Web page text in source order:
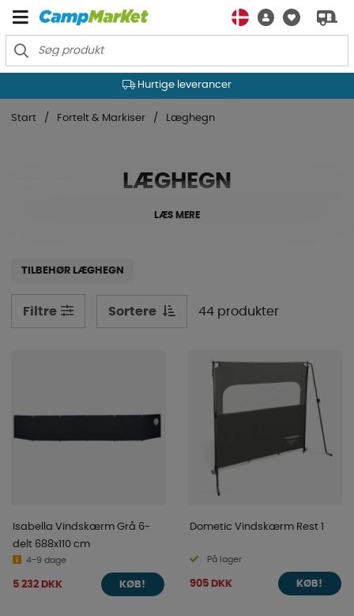
Hurtige leverancer
Start Fortelt & Markiser Læghegn
LÆGHEGN
LÆS MERE
TILBEHØR LÆGHEGN
Filtre Sortere 44 produkter
Isabella Vindskærm Grå 6-
delt 688x110 cm
4-9 dage
5 232 DKK KØB!
Dometic Vindskærm Rest 1
På lager
905 DKK KØB!